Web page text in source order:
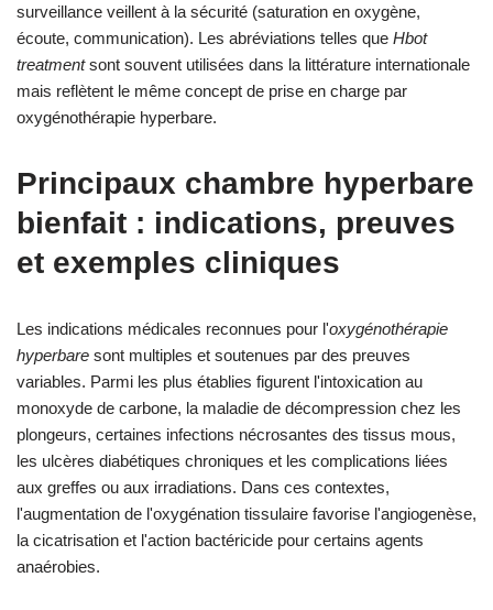
surveillance veillent à la sécurité (saturation en oxygène,
écoute, communication). Les abréviations telles que Hbot
treatmentsont souvent utilisées dans la littérature internationale
mais reflètent le même concept de prise en charge par
oxygénothérapie hyperbare.
Principaux chambre hyperbare
bienfait : indications, preuves
et exemples cliniques
Les indications médicales reconnues pour l'oxygénothérapie
hyperbare sont multiples et soutenues par des preuves
variables. Parmi les plus établies figurent l'intoxication au
monoxyde de carbone, la maladie de décompression chez les
plongeurs, certaines infections nécrosantes des tissus mous,
les ulcères diabétiques chroniques et les complications liées
aux greffes ou aux irradiations. Dans ces contextes,
l'augmentation de l'oxygénation tissulaire favorise l'angiogenèse,
la cicatrisation et l'action bactéricide pour certains agents
anaérobies.